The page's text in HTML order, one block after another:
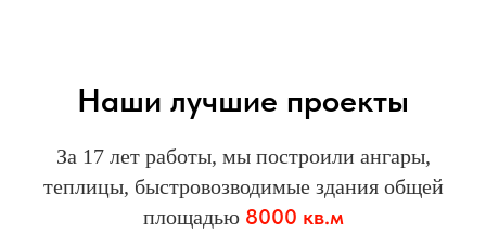
Наши лучшие проекты
За 17 лет работы, мы построили ангары,
теплицы, быстровозводимые здания общей
площадью 8000 кв.м